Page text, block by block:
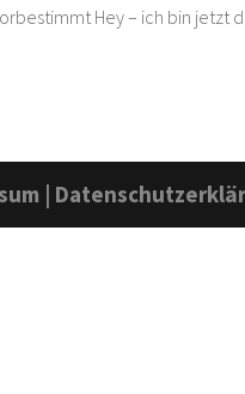
Hey – ich bin jetzt
|